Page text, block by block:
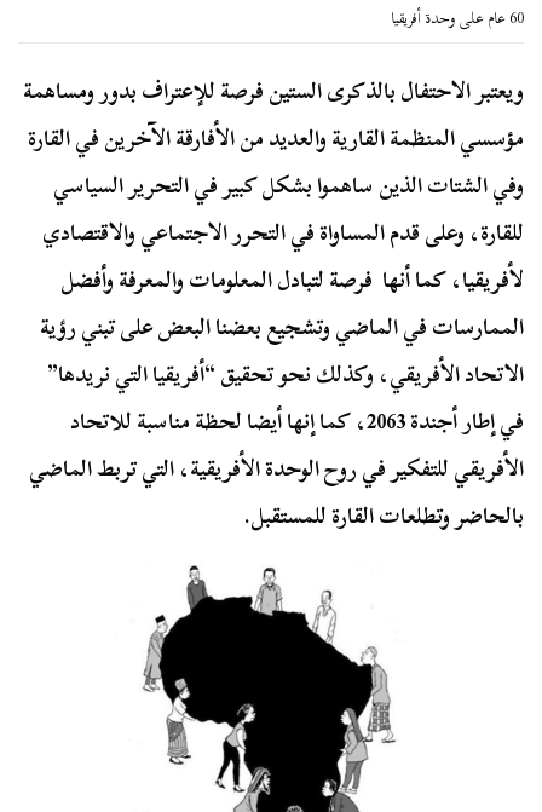
60 عام على وحدة أفريقيا
ويعتبر الاحتفال بالذكرى الستين فرصة للإعتراف بدور ومساهمة
مؤسسي المنظمة القارية والعديد من الأفارقة الآخرين في القارة
وفي الشتات الذين ساهموا بشكل كبير في التحرير السياسي
للقارة، وعلى قدم المساواة في التحرر الاجتماعي والاقتصادي
لأفريقيا، كما أنها فرصة لتبادل المعلومات والمعرفة وأفضل
الممارسات في الماضي وتشجيع بعضنا البعض على تبني رؤية
الاتحاد الأفريقي، وكذلك نحو تحقيق “أفريقيا التي نريدها”
في إطار أجندة 2063، كما إنها أيضا لحظة مناسبة للاتحاد
الأفريقي للتفكير في روح الوحدة الأفريقية، التي تربط الماضي
بالحاضر وتطلعات القارة للمستقبل.